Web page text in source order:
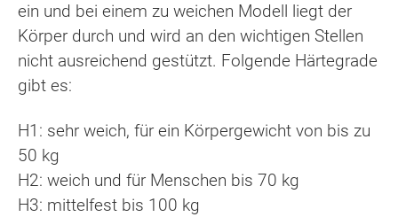
ein und bei einem zu weichen Modell liegt der
Körper durch und wird an den wichtigen Stellen
nicht ausreichend gestützt. Folgende Härtegrade
gibt es:
H1: sehr weich, für ein Körpergewicht von bis zu
50 kg
H2: weich und für Menschen bis 70 kg
H3: mittelfest bis 100 kg